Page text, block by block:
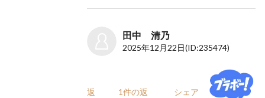
田中 清乃
2025年12月22日(ID:235474)
1件の返
シェア